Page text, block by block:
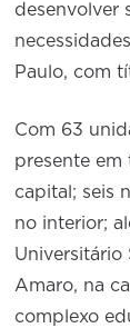
desenvolver
Paulo, com
Com 63
presente em
capital; seis
no interior;
Universitário
Amaro, na
complexo